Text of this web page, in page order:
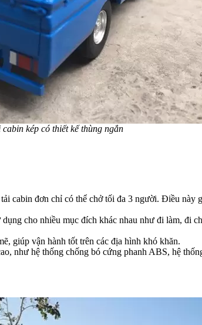
cabin kép có thiết kế thùng ngắn
cabin đơn chỉ có thể chở tối đa 3 người. Điều này
cho nhiều mục đích khác nhau như đi làm, đi
giúp vận hành tốt trên các địa hình khó khăn.
như hệ thống chống bó cứng phanh ABS, hệ